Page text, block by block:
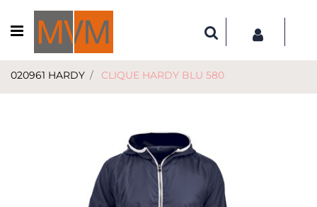
Open menu
020961 HARDY CLIQUE HARDY BLU 580